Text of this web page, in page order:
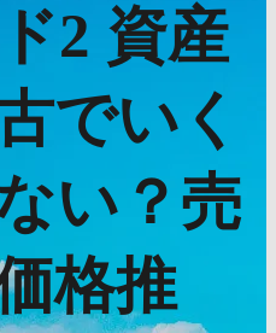
2 資産
でいく
い？売
格推